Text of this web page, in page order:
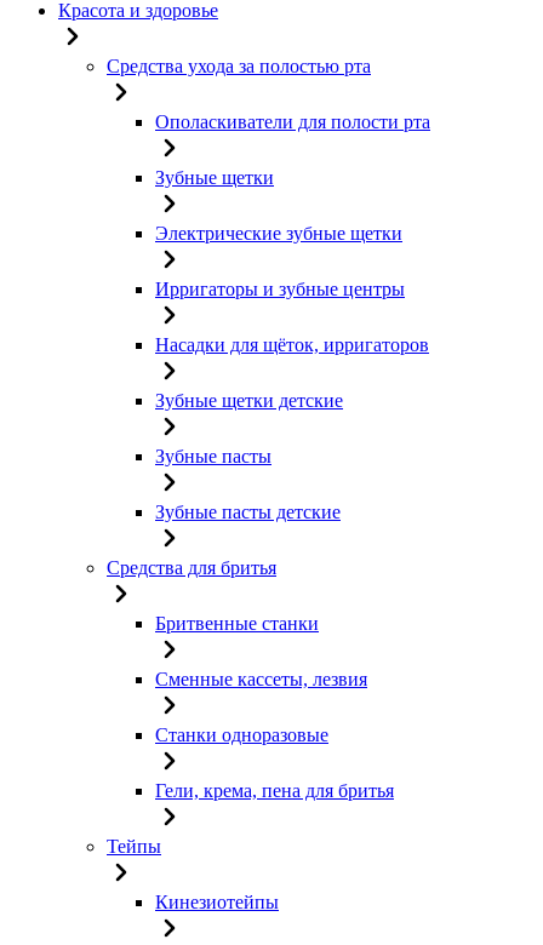
Красота и здоровье
Средства ухода за полостью рта
Ополаскиватели для полости рта
Зубные щетки
Электрические зубные щетки
Ирригаторы и зубные центры
Насадки для щёток, ирригаторов
Зубные щетки детские
Зубные пасты
Зубные пасты детские
Средства для бритья
Бритвенные станки
Сменные кассеты, лезвия
Станки одноразовые
Гели, крема, пена для бритья
Тейпы
Кинезиотейпы